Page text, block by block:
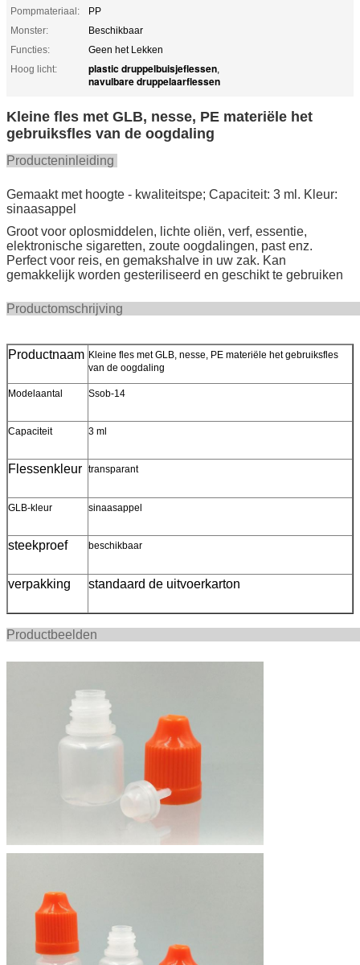
Pompmateriaal:
PP
Monster:
Beschikbaar
Functies:
Geen het Lekken
Hoog licht:
plastic druppelbuisjeflessen,
navulbare druppelaarflessen
Kleine fles met GLB, nesse, PE materiële het
gebruiksfles van de oogdaling
Producteninleiding
Gemaakt met hoogte - kwaliteitspe; Capaciteit: 3 ml. Kleur:
sinaasappel
Groot voor oplosmiddelen, lichte oliën, verf, essentie,
elektronische sigaretten, zoute oogdalingen, past enz.
Perfect voor reis, en gemakshalve in uw zak. Kan
gemakkelijk worden gesteriliseerd en geschikt te gebruiken
Productnaam Kleine fles met GLB, nesse, PE materiële het gebruiksfles
van de oogdaling
Modelaantal Ssob-14
Capaciteit 3 ml
Flessenkleur transparant
GLB-kleur sinaasappel
steekproef beschikbaar
verpakking standaard de uitvoerkarton